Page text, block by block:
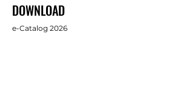
DOWNLOAD
e-Catalog 2026